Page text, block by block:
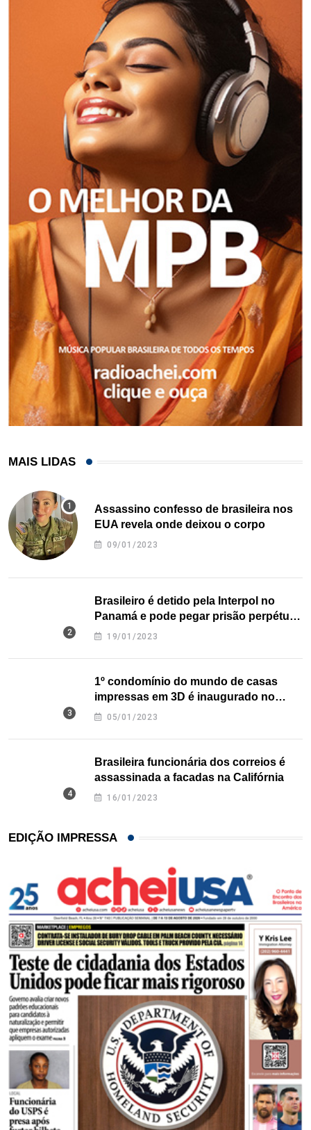
MAIS LIDAS
Assassino confesso de brasileira nos
EUA revela onde deixou o corpo
09/01/2023
Brasileiro é detido pela Interpol no
Panamá e pode pegar prisão perpétua
nos EUA
19/01/2023
1º condomínio do mundo de casas
impressas em 3D é inaugurado no
Texas
05/01/2023
Brasileira funcionária dos correios é
assassinada a facadas na Califórnia
16/01/2023
EDIÇÃO IMPRESSA